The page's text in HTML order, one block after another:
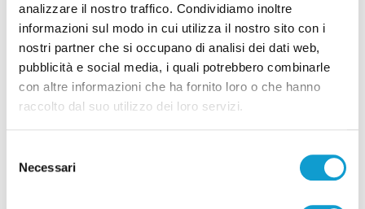
analizzare il nostro traffico. Condividiamo inoltre
informazioni sul modo in cui utilizza il nostro sito con i
nostri partner che si occupano di analisi dei dati web,
pubblicità e social media, i quali potrebbero combinarle
con altre informazioni che ha fornito loro o che hanno
raccolto dal suo utilizzo dei loro servizi.
delNecessari
Pubblicità